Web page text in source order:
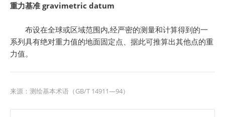
重力基准 gravimetric datum
布设在全球或区域范围内,经严密的测量和计算得到的一
系列具有绝对重力值的地面固定点、据此可推算出其他点的重
力值。
来源：测绘基本术语（GB/T 14911—94）